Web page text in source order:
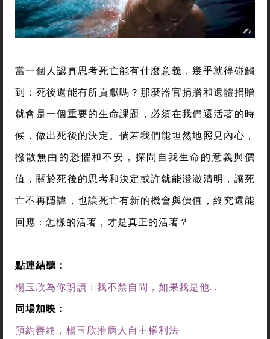
當一個人認真思考死亡能有什麼意義，幾乎就得碰觸
到：死後還能有所貢獻嗎？那麼器官捐贈和遺體捐贈
就會是一個重要的生命課題，必須在我們還活著的時
候，做出死後的決定。倘若我們能坦然地照見內心，
撥散無由的恐懼和不安，探問自我生命的意義與價
值，關於死後的思考和決定或許就能澄澈清明，讓死
亡不再隱諱，也讓死亡有新的機會與價值，終究還能
回應：怎樣的活著，才是真正的活著？
點連結聽：
楊玉欣為你朗讀：我不禁自問，如果我是他...
同場加映：
預約善終，楊玉欣推病人自主權利法